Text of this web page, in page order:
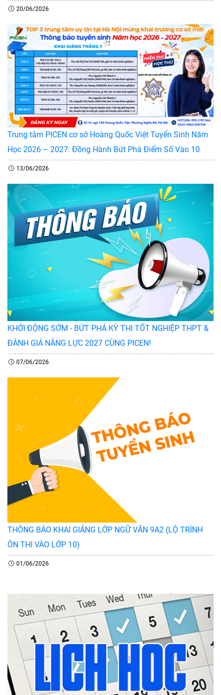
20/06/2026
Trung tâm PICEN cơ sở Hoàng Quốc Việt Tuyển Sinh Năm
Học 2026 – 2027: Đồng Hành Bứt Phá Điểm Số Vào 10
13/06/2026
KHỞI ĐỘNG SỚM - BỨT PHÁ KỲ THI TỐT NGHIỆP THPT &
ĐÁNH GIÁ NĂNG LỰC 2027 CÙNG PICEN!
07/06/2026
THÔNG BÁO KHAI GIẢNG LỚP NGỮ VĂN 9A2 (LỘ TRÌNH
ÔN THI VÀO LỚP 10)
01/06/2026